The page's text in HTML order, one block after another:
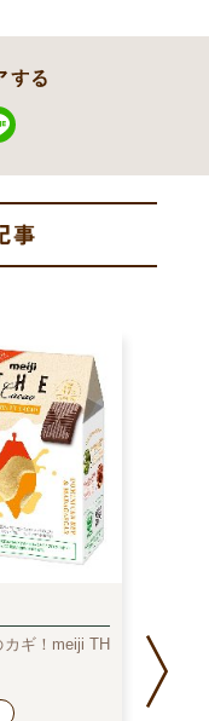
ギ！meiji TH
2026